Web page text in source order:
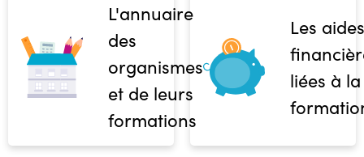
L'annuaire
des
organismes
et de leurs
formations
Les aides
liées à la